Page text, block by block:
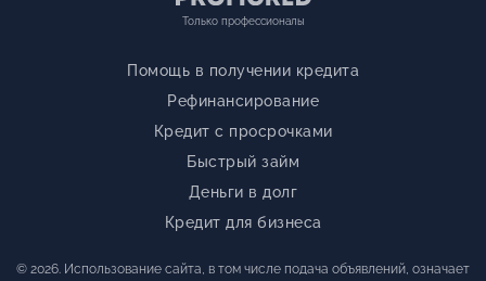
Только профессионалы
Помощь в получении кредита
Рефинансирование
Кредит с просрочками
Быстрый займ
Деньги в долг
Кредит для бизнеса
© 2026. Использование сайта, в том числе подача объявлений, означает